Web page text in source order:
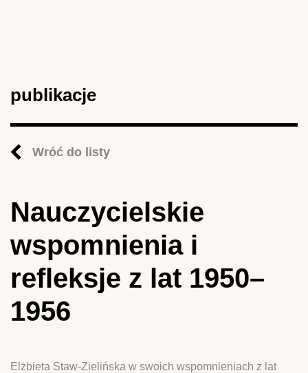
publikacje
Wróć do listy
Nauczycielskie
wspomnienia i
refleksje z lat 1950–
1956
Elżbieta Staw-Zielińska w swoich wspomnieniach z lat